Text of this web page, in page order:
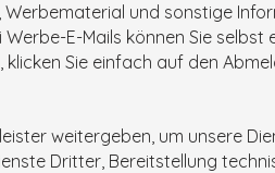
Werbematerial und sonstige
E-Mails können Sie selbst
Sie einfach auf den
weitergeben, um unsere
Dritter, Bereitstellung